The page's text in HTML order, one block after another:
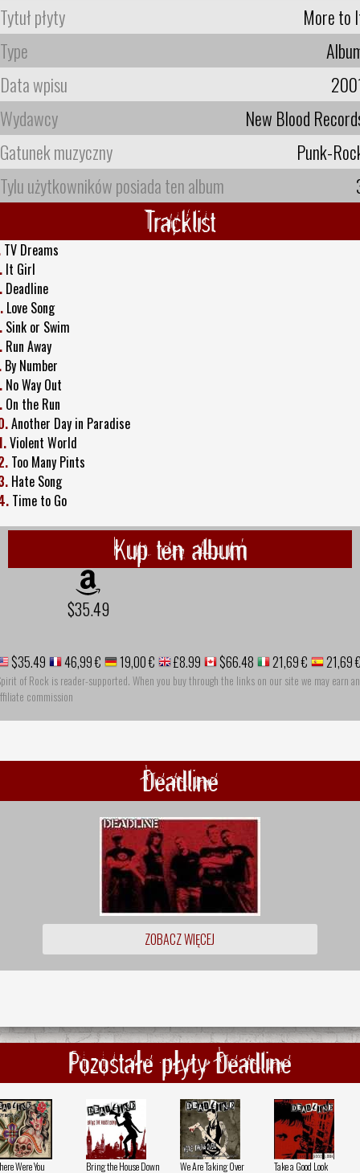
Tytuł płyty
More to
Type
Data wpisu
Wydawcy
New Blood
Gatunek muzyczny
Punk-
Tylu użytkowników posiada ten album
Tracklist
TV Dreams
It Girl
Deadline
Love Song
Sink or Swim
Run Away
By Number
No Way Out
On the Run
Another Day in Paradise
Violent World
Too Many Pints
Hate Song
Time to Go
Kup ten album
$35.49
$35.49 46,99 € 19,00 € £8.99 $66.48 21,69 € 21,69
of Rock is reader-supported. When you buy through the links on our site we may earn an
commission
Deadline
ZOBACZ WIĘCEJ
Pozostałe płyty Deadline
Were You Bring the House Down We Are Taking Over Take a Good Look